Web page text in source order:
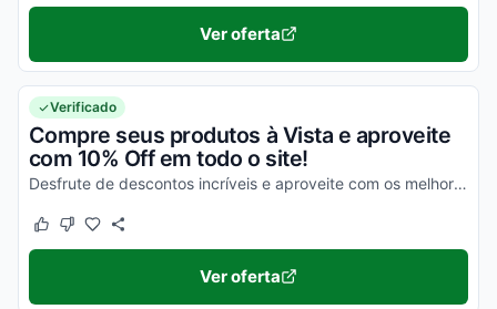
Ver oferta
Verificado
Compre seus produtos à Vista e aproveite
com 10% Off em todo o site!
Desfrute de descontos incríveis e aproveite com os melhores valores agora mesmo!
Este cupom funcionou
Este cupom não funcionou
Ver oferta